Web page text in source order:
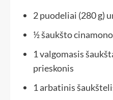
2 puodeliai (280 g)
½ šaukštocinamono
1 valgomasis
prieskonis
1 arbatinis